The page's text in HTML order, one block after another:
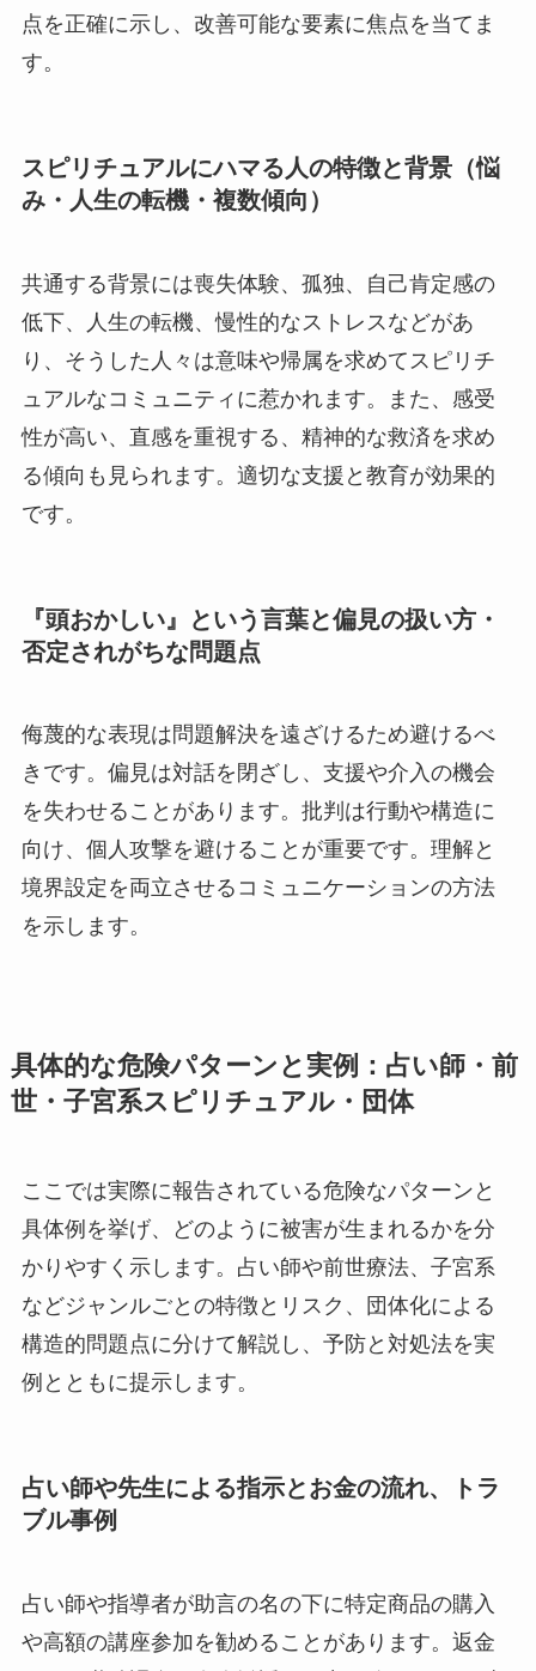
点を正確に示し、改善可能な要素に焦点を当てま
す。
スピリチュアルにハマる人の特徴と背景（悩
み・人生の転機・複数傾向）
共通する背景には喪失体験、孤独、自己肯定感の
低下、人生の転機、慢性的なストレスなどがあ
り、そうした人々は意味や帰属を求めてスピリチ
ュアルなコミュニティに惹かれます。また、感受
性が高い、直感を重視する、精神的な救済を求め
る傾向も見られます。適切な支援と教育が効果的
です。
『頭おかしい』という言葉と偏見の扱い方・
否定されがちな問題点
侮蔑的な表現は問題解決を遠ざけるため避けるべ
きです。偏見は対話を閉ざし、支援や介入の機会
を失わせることがあります。批判は行動や構造に
向け、個人攻撃を避けることが重要です。理解と
境界設定を両立させるコミュニケーションの方法
を示します。
具体的な危険パターンと実例：占い師・前
世・子宮系スピリチュアル・団体
ここでは実際に報告されている危険なパターンと
具体例を挙げ、どのように被害が生まれるかを分
かりやすく示します。占い師や前世療法、子宮系
などジャンルごとの特徴とリスク、団体化による
構造的問題点に分けて解説し、予防と対処法を実
例とともに提示します。
占い師や先生による指示とお金の流れ、トラ
ブル事例
占い師や指導者が助言の名の下に特定商品の購入
や高額の講座参加を勧めることがあります。返金